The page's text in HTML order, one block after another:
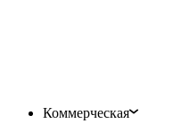
Коммерческая